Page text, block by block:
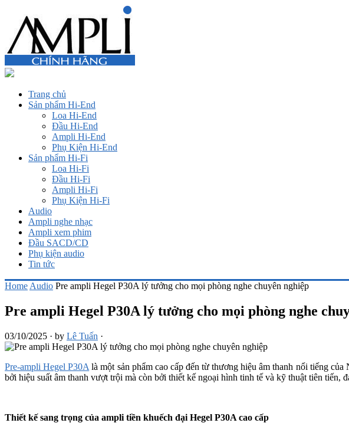
Trang chủ
Sản phẩm Hi-End
Loa Hi-End
Đầu Hi-End
Ampli Hi-End
Phụ Kiện Hi-End
Sản phẩm Hi-Fi
Loa Hi-Fi
Đầu Hi-Fi
Ampli Hi-Fi
Phụ Kiện Hi-Fi
Audio
Ampli nghe nhạc
Ampli xem phim
Đầu SACD/CD
Phụ kiện audio
Tin tức
Home Audio Pre ampli Hegel P30A lý tưởng cho mọi phòng nghe chuyên nghiệp
Pre ampli Hegel P30A lý tưởng cho mọi phòng nghe
03/10/2025 · by Lê Tuấn ·
Pre-ampli Hegel P30A là một sản phẩm cao cấp đến từ thương hiệu âm thanh nổi tiếng
bởi hiệu suất âm thanh vượt trội mà còn bởi thiết kế ngoại hình tinh tế và kỹ thuật tiên tiến,
Thiết kế sang trọng của ampli tiền khuếch đại Hegel P30A cao cấp